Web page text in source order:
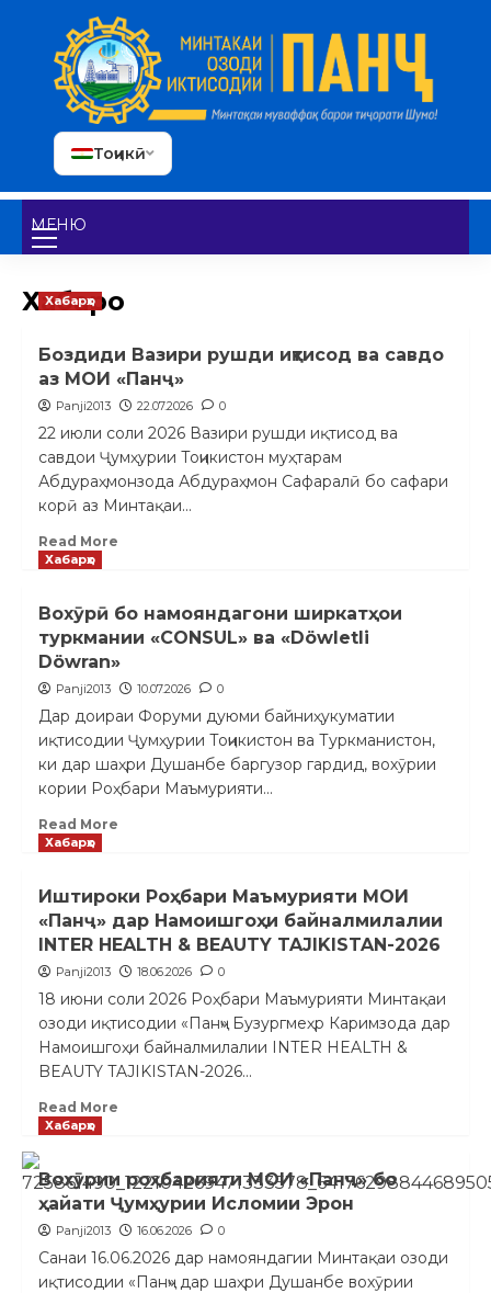
Тоҷикӣ
МЕНЮ
Хабарҳо
Хабарҳо
Боздиди Вазири рушди иқтисод ва савдо
аз МОИ «Панҷ»
Panji2013 22.07.2026 0
22 июли соли 2026 Вазири рушди иқтисод ва
савдои Ҷумҳурии Тоҷикистон муҳтарам
Абдураҳмонзода Абдураҳмон Сафаралӣ бо сафари
корӣ аз Минтақаи...
Read More
Хабарҳо
Вохӯрӣ бо намояндагони ширкатҳои
туркмании «CONSUL» ва «Döwletli
Döwran»
Panji2013 10.07.2026 0
Дар доираи Форуми дуюми байниҳукуматии
иқтисодии Ҷумҳурии Тоҷикистон ва Туркманистон,
ки дар шаҳри Душанбе баргузор гардид, вохӯрии
кории Роҳбари Маъмурияти...
Read More
Хабарҳо
Иштироки Роҳбари Маъмурияти МОИ
«Панҷ» дар Намоишгоҳи байналмилалии
INTER HEALTH & BEAUTY TAJIKISTAN-2026
Panji2013 18.06.2026 0
18 июни соли 2026 Роҳбари Маъмурияти Минтақаи
озоди иқтисодии «Панҷ» Бузургмеҳр Каримзода дар
Намоишгоҳи байналмилалии INTER HEALTH &
BEAUTY TAJIKISTAN-2026...
Read More
Хабарҳо
Вохӯрии роҳбарияти МОИ «Панҷ» бо
ҳайати Ҷумҳурии Исломии Эрон
Panji2013 16.06.2026 0
Санаи 16.06.2026 дар намояндагии Минтақаи озоди
иқтисодии «Панҷ» дар шаҳри Душанбе вохӯрии